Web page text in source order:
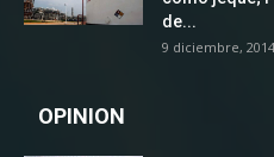
de...
9 diciembre, 2014
OPINION